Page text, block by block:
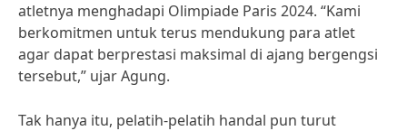
atletnya menghadapi Olimpiade Paris 2024. “Kami
berkomitmen untuk terus mendukung para atlet
agar dapat berprestasi maksimal di ajang bergengsi
tersebut,” ujar Agung.
Tak hanya itu, pelatih-pelatih handal pun turut